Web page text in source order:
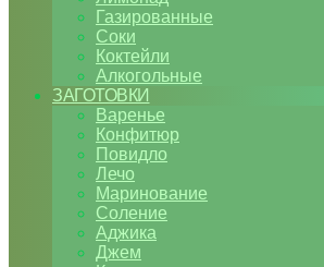
Газированные
Соки
Коктейли
Алкогольные
ЗАГОТОВКИ
Варенье
Конфитюр
Повидло
Лечо
Маринование
Соление
Аджика
Джем